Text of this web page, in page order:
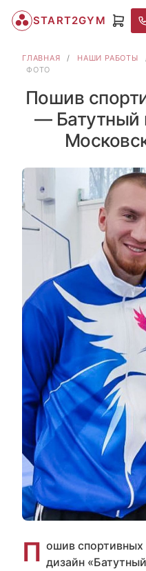
START2GYM
ГЛАВНАЯ / НАШИ РАБОТЫ
ФОТО
Пошив
— Батутный
П ошив
дизайн